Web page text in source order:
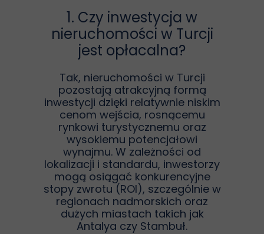
1. Czy inwestycja w
nieruchomości w Turcji
jest opłacalna?
Tak, nieruchomości w Turcji
pozostają atrakcyjną formą
inwestycji dzięki relatywnie niskim
cenom wejścia, rosnącemu
rynkowi turystycznemu oraz
wysokiemu potencjałowi
wynajmu. W zależności od
lokalizacji i standardu, inwestorzy
mogą osiągać konkurencyjne
stopy zwrotu (ROI), szczególnie w
regionach nadmorskich oraz
dużych miastach takich jak
Antalya czy Stambuł.